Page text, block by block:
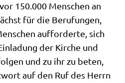
150.000 Men­schen an
für die Beru­fun­gen,
auf­for­der­te, sich
der Kir­che und
und zu ihr zu beten,
auf den Ruf des Herrn